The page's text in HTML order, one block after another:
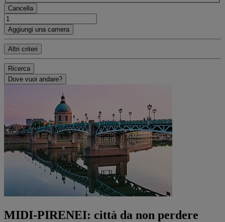
Cancella
Aggiungi una camera
Altri criteri
Ricerca
Dove vuoi andare?
MIDI-PIRENEI: città da non perdere